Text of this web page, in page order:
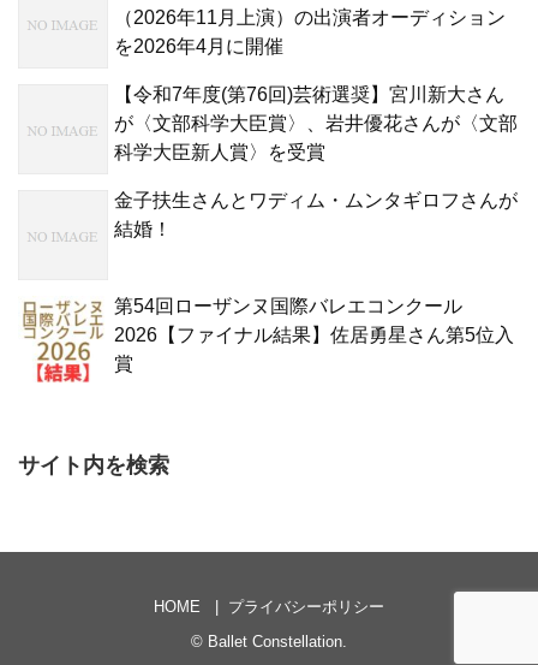
（2026年11月上演）の出演者オーディション
を2026年4月に開催
【令和7年度(第76回)芸術選奨】宮川新大さん
が〈文部科学大臣賞〉、岩井優花さんが〈文部
科学大臣新人賞〉を受賞
金子扶生さんとワディム・ムンタギロフさんが
結婚！
第54回ローザンヌ国際バレエコンクール
2026【ファイナル結果】佐居勇星さん第5位入
賞
サイト内を検索
HOME
プライバシーポリシー
© Ballet Constellation.